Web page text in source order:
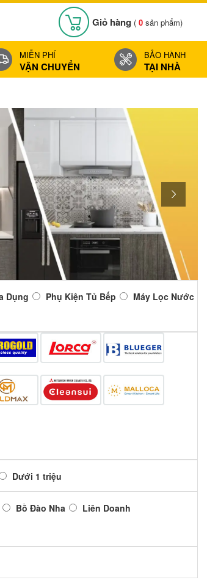
Giỏ hàng ( 0 sản phẩm)
MIỄN PHÍ
VẬN CHUYỂN
BẢO HÀNH
TẠI NHÀ
Dụng Phụ Kiện Tủ Bếp
Máy Lọc Nước
Dưới 1 triệu
Bồ Đào Nha
Liên Doanh